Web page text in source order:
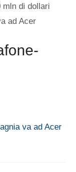
mln di dollari
ad Acer
va ad Acer